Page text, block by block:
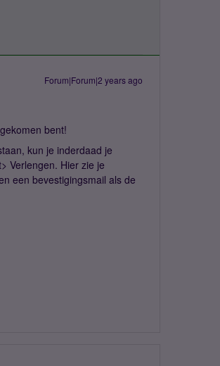
Forum|Forum|2 years ago
bent!
kun je inderdaad je
Verlengen. Hier zie je
een bevestigingsmail als de